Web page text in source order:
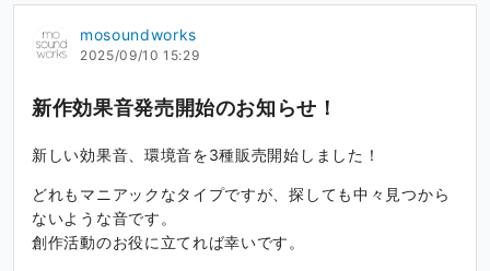
mosoundworks
2025/09/10 15:29
新作効果音発売開始のお知らせ！
新しい効果音、環境音を3種販売開始しました！
どれもマニアックなタイプですが、探しても中々見つから
ないような音です。
創作活動のお役に立てれば幸いです。